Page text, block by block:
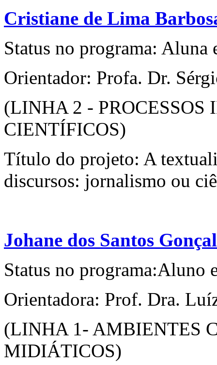
Cristiane de Lima
Status no programa: Aluna
Orientador: Profa. Dr.
(LINHA 2 -
CIENTÍFICOS)
Título do projeto: A
discursos: jornalismo ou
Johane dos Santos
Status no programa:Aluno
Orientadora: Prof. Dra.
(LINHA 1- AMBIENTES
MIDIÁTICOS)